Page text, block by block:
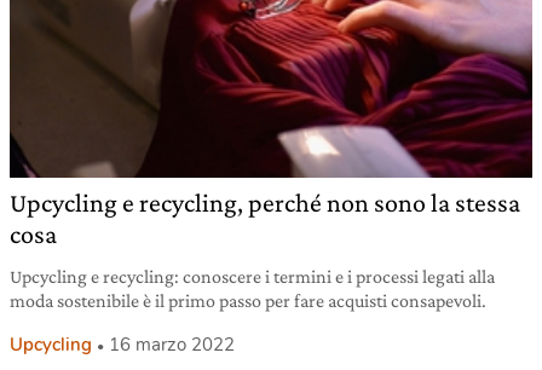
Upcycling e recycling, perché non sono la stessa
cosa
Upcycling e recycling: conoscere i termini e i processi legati alla
moda sostenibile è il primo passo per fare acquisti consapevoli.
Upcycling 16 marzo 2022